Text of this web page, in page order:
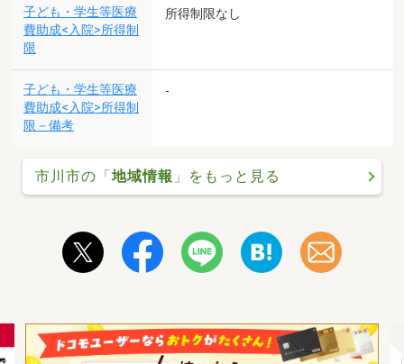
子ども・学生等医療
費助成<入院>所得制
限
所得制限なし
子ども・学生等医療
費助成<入院>所得制
限－備考
-
市川市の「 地域情報 」をもっと見る